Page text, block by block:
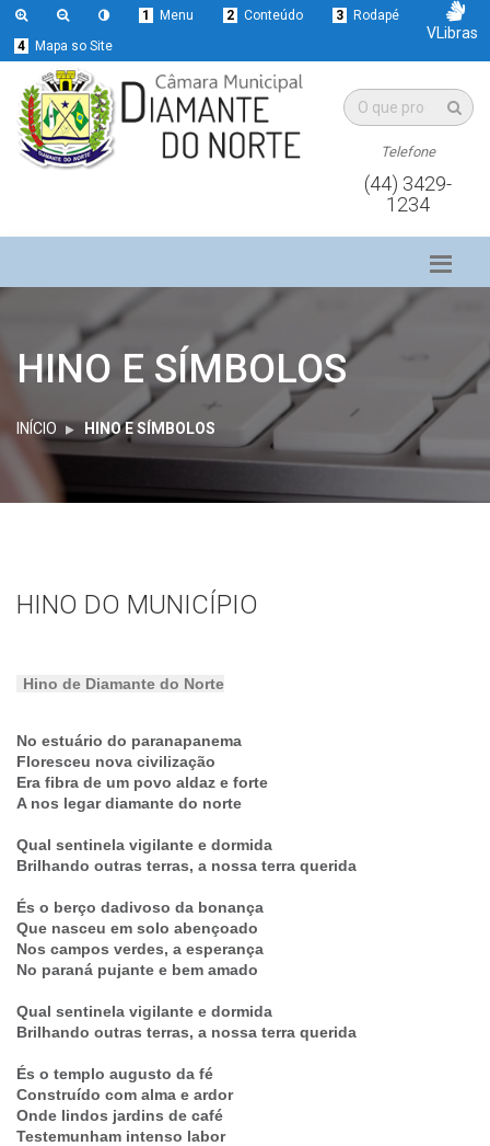
1 Menu 2 Conteúdo 3
Rodapé
4
Mapa so Site
VLibras
Telefone
(44) 3429-
1234
HINO E SÍMBOLOS
INÍCIO HINO E SÍMBOLOS
HINO DO MUNICÍPIO
Hino de Diamante do Norte
No estuário do paranapanema
Floresceu nova civilização
Era fibra de um povo aldaz e forte
A nos legar diamante do norte
Qual sentinela vigilante e dormida
Brilhando outras terras, a nossa terra querida
És o berço dadivoso da bonança
Que nasceu em solo abençoado
Nos campos verdes, a esperança
No paraná pujante e bem amado
Qual sentinela vigilante e dormida
Brilhando outras terras, a nossa terra querida
És o templo augusto da fé
Construído com alma e ardor
Onde lindos jardins de café
Testemunham intenso labor